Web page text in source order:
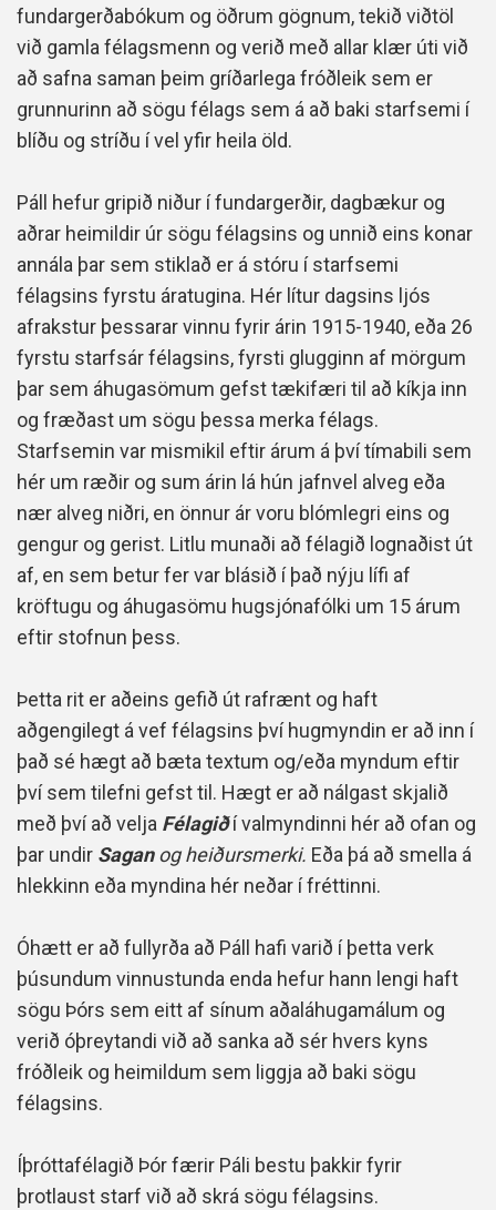
fundargerðabókum og öðrum gögnum, tekið viðtöl
við gamla félagsmenn og verið með allar klær úti við
að safna saman þeim gríðarlega fróðleik sem er
grunnurinn að sögu félags sem á að baki starfsemi í
blíðu og stríðu í vel yfir heila öld.
Páll hefur gripið niður í fundargerðir, dagbækur og
aðrar heimildir úr sögu félagsins og unnið eins konar
annála þar sem stiklað er á stóru í starfsemi
félagsins fyrstu áratugina. Hér lítur dagsins ljós
afrakstur þessarar vinnu fyrir árin 1915-1940, eða 26
fyrstu starfsár félagsins, fyrsti glugginn af mörgum
þar sem áhugasömum gefst tækifæri til að kíkja inn
og fræðast um sögu þessa merka félags.
Starfsemin var mismikil eftir árum á því tímabili sem
hér um ræðir og sum árin lá hún jafnvel alveg eða
nær alveg niðri, en önnur ár voru blómlegri eins og
gengur og gerist. Litlu munaði að félagið lognaðist út
af, en sem betur fer var blásið í það nýju lífi af
kröftugu og áhugasömu hugsjónafólki um 15 árum
eftir stofnun þess.
Þetta rit er aðeins gefið út rafrænt og haft
aðgengilegt á vef félagsins því hugmyndin er að inn í
það sé hægt að bæta textum og/eða myndum eftir
því sem tilefni gefst til. Hægt er að nálgast skjalið
með því að velja Félagiðí valmyndinni hér að ofan og
þar undir Saganog heiðursmerki. Eða þá að smella á
hlekkinn eða myndina hér neðar í fréttinni.
Óhætt er að fullyrða að Páll hafi varið í þetta verk
þúsundum vinnustunda enda hefur hann lengi haft
sögu Þórs sem eitt af sínum aðaláhugamálum og
verið óþreytandi við að sanka að sér hvers kyns
fróðleik og heimildum sem liggja að baki sögu
félagsins.
Íþróttafélagið Þór færir Páli bestu þakkir fyrir
þrotlaust starf við að skrá sögu félagsins.